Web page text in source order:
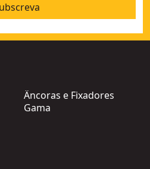
Âncoras e Fixadores
Gama